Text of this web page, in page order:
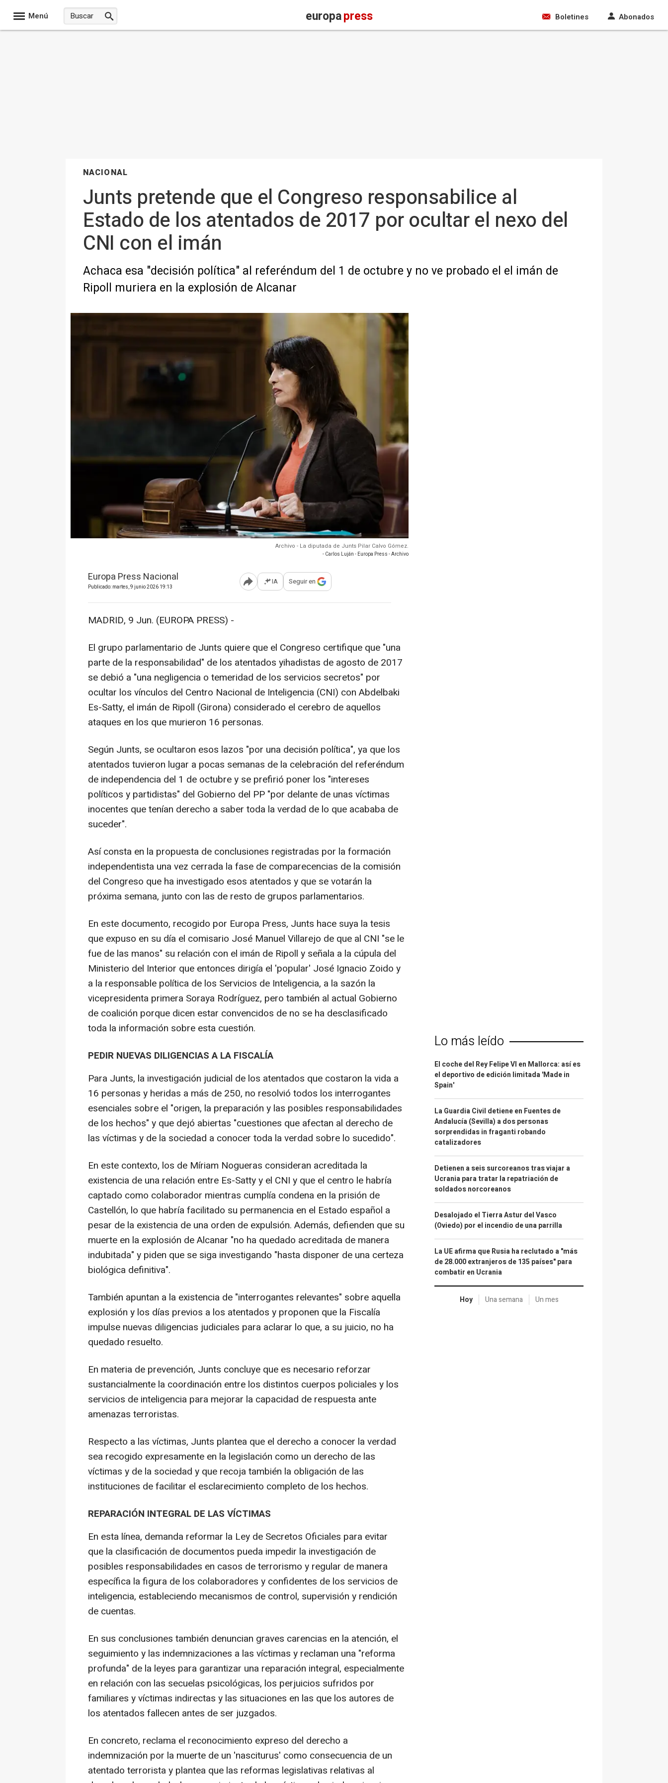
Menú europapress Boletines Abonados
NACIONAL
Junts pretende que el Congreso responsabilice al
Estado de los atentados de 2017 por ocultar el nexo del
CNI con el imán
Achaca esa "decisión política" al referéndum del 1 de octubre y no ve probado el el imán de
Ripoll muriera en la explosión de Alcanar
Archivo - La diputada de Junts Pilar Calvo Gómez.
- Carlos Luján - Europa Press - Archivo
Europa Press Nacional
Publicado: martes, 9 junio 2026 19:13 Abrir opciones para compartir
IA Seguir en
MADRID, 9 Jun. (EUROPA PRESS) -
El grupo parlamentario de Junts quiere que el Congreso certifique que "una
parte de la responsabilidad" de los atentados yihadistas de agosto de 2017
se debió a "una negligencia o temeridad de los servicios secretos" por
ocultar los vínculos del Centro Nacional de Inteligencia (CNI) con Abdelbaki
Es-Satty, el imán de Ripoll (Girona) considerado el cerebro de aquellos
ataques en los que murieron 16 personas.
Según Junts, se ocultaron esos lazos "por una decisión política", ya que los
atentados tuvieron lugar a pocas semanas de la celebración del referéndum
de independencia del 1 de octubre y se prefirió poner los "intereses
políticos y partidistas" del Gobierno del PP "por delante de unas víctimas
inocentes que tenían derecho a saber toda la verdad de lo que acababa de
suceder".
Así consta en la propuesta de conclusiones registradas por la formación
independentista una vez cerrada la fase de comparecencias de la comisión
del Congreso que ha investigado esos atentados y que se votarán la
próxima semana, junto con las de resto de grupos parlamentarios.
En este documento, recogido por Europa Press, Junts hace suya la tesis
que expuso en su día el comisario José Manuel Villarejo de que al CNI "se le
fue de las manos" su relación con el imán de Ripoll y señala a la cúpula del
Ministerio del Interior que entonces dirigía el 'popular' José Ignacio Zoido y
a la responsable política de los Servicios de Inteligencia, a la sazón la
vicepresidenta primera Soraya Rodríguez, pero también al actual Gobierno
de coalición porque dicen estar convencidos de no se ha desclasificado
toda la información sobre esta cuestión.
PEDIR NUEVAS DILIGENCIAS A LA FISCALÍA
Para Junts, la investigación judicial de los atentados que costaron la vida a
16 personas y heridas a más de 250, no resolvió todos los interrogantes
esenciales sobre el "origen, la preparación y las posibles responsabilidades
de los hechos" y que dejó abiertas "cuestiones que afectan al derecho de
las víctimas y de la sociedad a conocer toda la verdad sobre lo sucedido".
En este contexto, los de Míriam Nogueras consideran acreditada la
existencia de una relación entre Es-Satty y el CNI y que el centro le habría
captado como colaborador mientras cumplía condena en la prisión de
Castellón, lo que habría facilitado su permanencia en el Estado español a
pesar de la existencia de una orden de expulsión. Además, defienden que su
muerte en la explosión de Alcanar "no ha quedado acreditada de manera
indubitada" y piden que se siga investigando "hasta disponer de una certeza
biológica definitiva".
También apuntan a la existencia de "interrogantes relevantes" sobre aquella
explosión y los días previos a los atentados y proponen que la Fiscalía
impulse nuevas diligencias judiciales para aclarar lo que, a su juicio, no ha
quedado resuelto.
En materia de prevención, Junts concluye que es necesario reforzar
sustancialmente la coordinación entre los distintos cuerpos policiales y los
servicios de inteligencia para mejorar la capacidad de respuesta ante
amenazas terroristas.
Respecto a las víctimas, Junts plantea que el derecho a conocer la verdad
sea recogido expresamente en la legislación como un derecho de las
víctimas y de la sociedad y que recoja también la obligación de las
instituciones de facilitar el esclarecimiento completo de los hechos.
REPARACIÓN INTEGRAL DE LAS VÍCTIMAS
En esta línea, demanda reformar la Ley de Secretos Oficiales para evitar
que la clasificación de documentos pueda impedir la investigación de
posibles responsabilidades en casos de terrorismo y regular de manera
específica la figura de los colaboradores y confidentes de los servicios de
inteligencia, estableciendo mecanismos de control, supervisión y rendición
de cuentas.
En sus conclusiones también denuncian graves carencias en la atención, el
seguimiento y las indemnizaciones a las víctimas y reclaman una "reforma
profunda" de la leyes para garantizar una reparación integral, especialmente
en relación con las secuelas psicológicas, los perjuicios sufridos por
familiares y víctimas indirectas y las situaciones en las que los autores de
los atentados fallecen antes de ser juzgados.
En concreto, reclama el reconocimiento expreso del derecho a
indemnización por la muerte de un 'nasciturus' como consecuencia de un
atentado terrorista y plantea que las reformas legislativas relativas al
Lo más leído
El coche del Rey Felipe VI en Mallorca: así es
el deportivo de edición limitada 'Made in
Spain'
La Guardia Civil detiene en Fuentes de
Andalucía (Sevilla) a dos personas
sorprendidas in fraganti robando
catalizadores
Detienen a seis surcoreanos tras viajar a
Ucrania para tratar la repatriación de
soldados norcoreanos
Desalojado el Tierra Astur del Vasco
(Oviedo) por el incendio de una parrilla
La UE afirma que Rusia ha reclutado a "más
de 28.000 extranjeros de 135 países" para
combatir en Ucrania
Hoy Una semana Un mes